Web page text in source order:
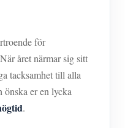
för
året närmar sig sitt
tacksamhet till alla
önska er en lycka
.